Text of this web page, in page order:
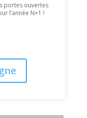
portes ouvertes
l’année N+1 !